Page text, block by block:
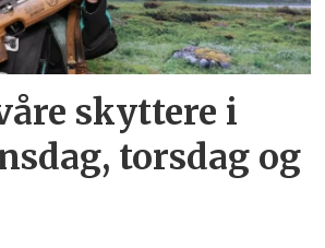
skyttere i
torsdag og